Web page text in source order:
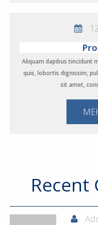
Aliquam dapibus tincidunt
quis, lobortis dignissim,
sit amet,
Recent